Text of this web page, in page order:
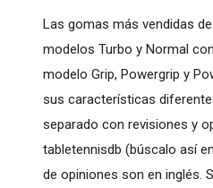
Las gomas más vendidas
modelos Turbo y Normal
modelo Grip, Powergrip y
sus características
separado con revisiones y
tabletennisdb (búscalo así
de opiniones son en inglés.